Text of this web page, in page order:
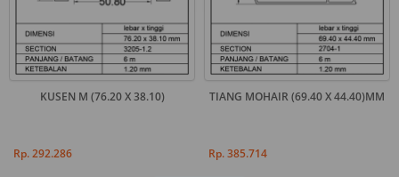
KUSEN M (76.20 X 38.10)
Rp. 292.286
TIANG MOHAIR (69.40 X 44.40)MM
Rp. 385.714